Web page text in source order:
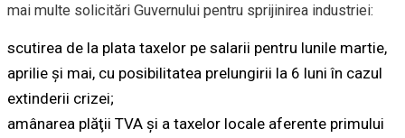
mai multe solicitări Guvernului pentru sprijinirea industriei:
scutirea de la plata taxelor pe salarii pentru lunile martie,
aprilie şi mai, cu posibilitatea prelungirii la 6 luni în cazul
extinderii crizei;
amânarea plăţii TVA şi a taxelor locale aferente primului